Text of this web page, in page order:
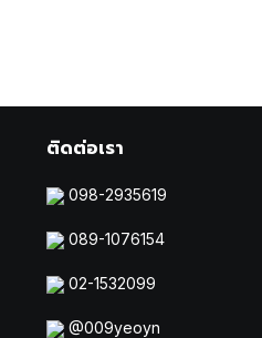
ติดต่อเรา
098-2935619
089-1076154
02-1532099
@009yeoyn